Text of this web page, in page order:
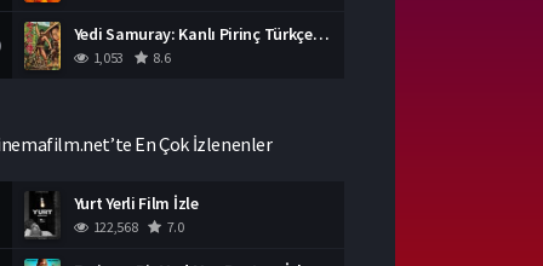
Yedi Samuray: Kanlı Pirinç Türkçe Dublaj İzle
1,053 8.6
En Çok İzlenenler
Yurt Yerli Film İzle
122,568 7.0